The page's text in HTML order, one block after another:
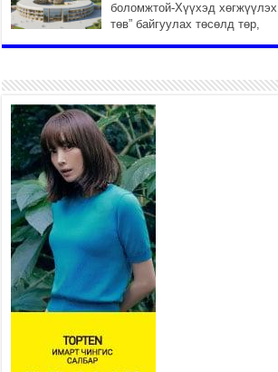
боломжтой-Хүүхэд хөгжүүлэх
төв” байгуулах төсөлд төр,
Б.Пүрэвдагва: “Урт цагаан”-ыг
залуучууд чөлөөт цагаа
өнгөрүүлдэг, жуулчид зорьж
ирдэг цэг болгоно
2026 оны 7 сар 21 / 16 цаг 47 минут
Тусгай замын автобус /BRT/
төслийн удирдах хорооны
ээлжит хуралдаан боллоо
2026 оны 7 сар 21 / 16 цаг 43 минут
Ерөнхий сайд Н.Учрал БНХАУ-аас Монгол Улсад
суугаа Элчин сайд Шэнь Миньжюанийг хүлээн
авч уулзав
2026 оны 7 сар 21 / 16 цаг 39 минут
БҮГД НАЙРАМДАХ ТАЖИКИСТАН УЛСТАЙ